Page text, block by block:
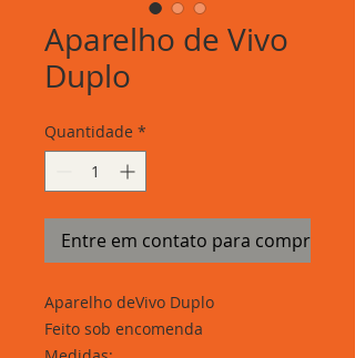
Aparelho de Vivo
Duplo
Quantidade *
Entre em contato para comprar
Aparelho deVivo Duplo
Feito sob encomenda